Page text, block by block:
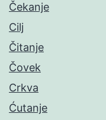
Čekanje
Cilj
Čitanje
Čovek
Crkva
Ćutanje